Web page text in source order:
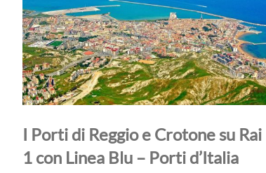
I Porti di Reggio e Crotone su Rai
1 con Linea Blu – Porti d’Italia